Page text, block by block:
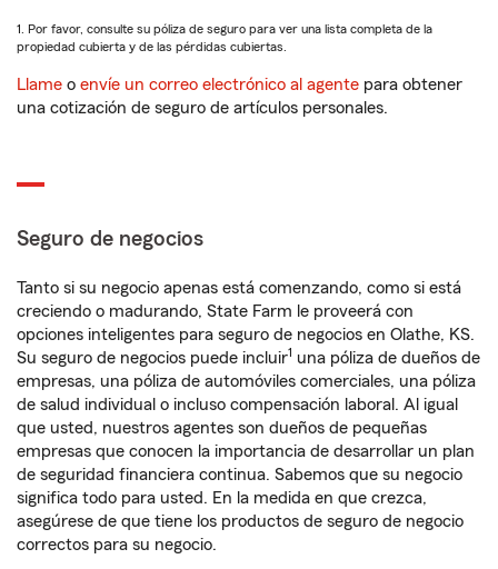
1. Por favor, consulte su póliza de seguro para ver una lista completa de la
propiedad cubierta y de las pérdidas cubiertas.
Llame o envíe un correo electrónico al agente para obtener
una cotización de seguro de artículos personales.
Seguro de negocios
Tanto si su negocio apenas está comenzando, como si está
creciendo o madurando, State Farm le proveerá con
opciones inteligentes para seguro de negocios en Olathe, KS.
Su seguro de negocios puede incluir1 una póliza de dueños de
empresas, una póliza de automóviles comerciales, una póliza
de salud individual o incluso compensación laboral. Al igual
que usted, nuestros agentes son dueños de pequeñas
empresas que conocen la importancia de desarrollar un plan
de seguridad financiera continua. Sabemos que su negocio
significa todo para usted. En la medida en que crezca,
asegúrese de que tiene los productos de seguro de negocio
correctos para su negocio.